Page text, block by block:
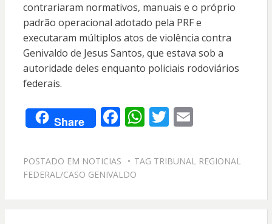
contrariaram normativos, manuais e o próprio
padrão operacional adotado pela PRF e
executaram múltiplos atos de violência contra
Genivaldo de Jesus Santos, que estava sob a
autoridade deles enquanto policiais rodoviários
federais.
Share F
e
b
o
W
at
A
T
itt
E
ai
POSTADO EM NOTICIAS TAG TRIBUNAL REGIONAL
FEDERAL/CASO GENIVALDO